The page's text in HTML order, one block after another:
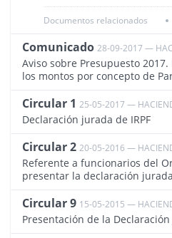
Documentos relacionados
Comunicado 28-09-2017 —
Aviso sobre Presupuesto
los montos por concepto de
Circular 1 25-05-2017 —
Declaración jurada de IRPF
Circular 2 20-05-2016 —
Referente a funcionarios del
presentar la declaración
Circular 9 15-05-2015 —
Presentación de la Declaración